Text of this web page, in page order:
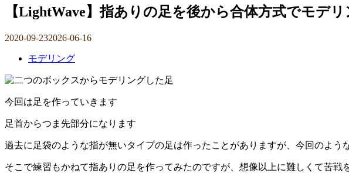
【LightWave】指ありの足を後から合体方式でモデ
2020-09-232026-06-16
モデリング
今回は足を作っていきます
足首からつま先部分になります
過去に足袋のような指が無いタイプの足は作ったことがありますが、今回のよう
そこで練習もかねて指ありの足を作ってみたのですが、想像以上に難しくて苦戦